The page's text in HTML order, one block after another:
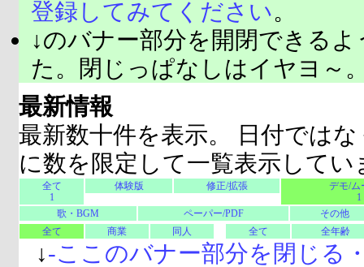
登録してみてください。
↓のバナー部分を開閉できる
た。閉じっぱなしはイヤヨ～
最新情報
最新数十件を表示。 日付では
に数を限定して一覧表示してい
全て
1
体験版 修正/拡張
デモ/ム
1
歌・BGM
ペーパー/PDF
その他
全て
商業 同人 全て 全年齢
↓-ここのバナー部分を閉じる